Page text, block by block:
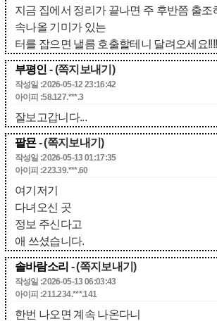
지금 집에서 정리가 끝나면 주 후반쯤 출조
속나올 기미가 있는
터를 잡으면 낼름 호출할테니 달려오세요
부평인 - (쪽지보내기)
작성일 :2026-05-12 23:16:42
아이피 :58.127.***.3
잘보고갑니다...
팔묜- (쪽지보내기)
작성일 :2026-05-13 01:17:35
아이피 :223.39.***.60
여기저기
다녀오신 곳
정보 주신다고
애 쓰셨습니다.
솔바람소리 - (쪽지보내기)
작성일 :2026-05-13 06:03:43
아이피 :211.234.***.141
한번 나오면 계속 나온다니